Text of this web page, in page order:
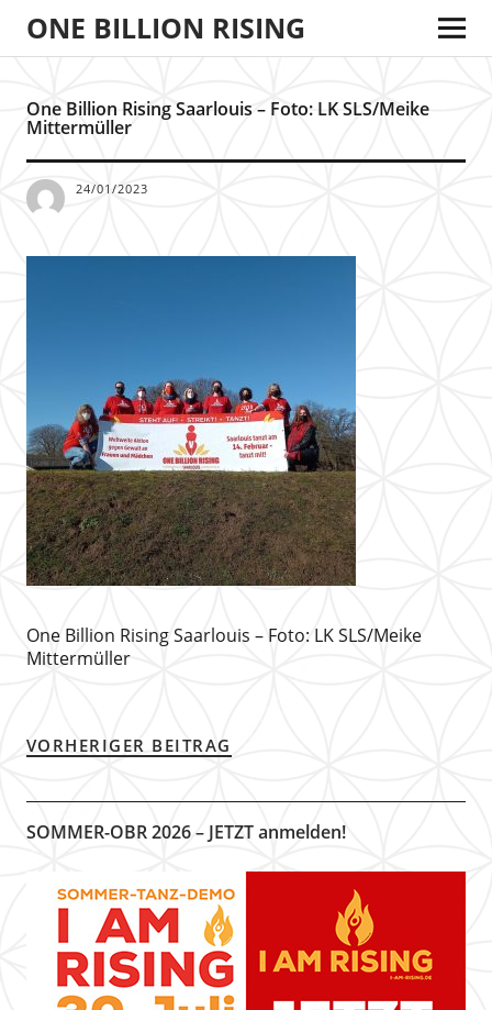
ONE BILLION RISING
One Billion Rising Saarlouis – Foto: LK SLS/Meike
Mittermüller
24/01/2023
One Billion Rising Saarlouis – Foto: LK SLS/Meike
Mittermüller
VORHERIGER BEITRAG
SOMMER-OBR 2026 – JETZT anmelden!